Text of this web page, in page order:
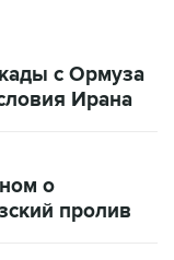
с Ормуза
Ирана
о
пролив